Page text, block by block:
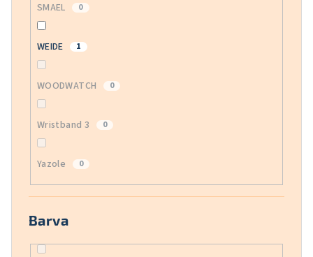
SMAEL 0
WEIDE 1
WOODWATCH 0
Wristband 3 0
Yazole 0
Barva